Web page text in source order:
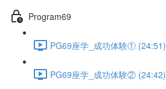
Program69
PG69座学_成功体験① (24:51)
PG69座学_成功体験② (24:42)